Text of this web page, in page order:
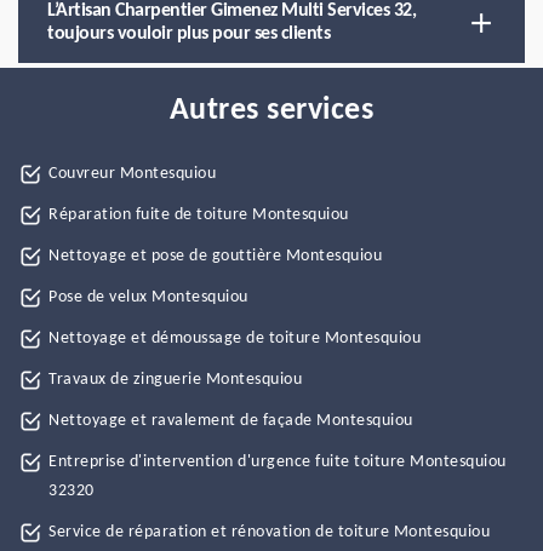
L’Artisan Charpentier Gimenez Multi Services 32,
toujours vouloir plus pour ses clients
Autres services
Couvreur Montesquiou
Réparation fuite de toiture Montesquiou
Nettoyage et pose de gouttière Montesquiou
Pose de velux Montesquiou
Nettoyage et démoussage de toiture Montesquiou
Travaux de zinguerie Montesquiou
Nettoyage et ravalement de façade Montesquiou
Entreprise d'intervention d'urgence fuite toiture Montesquiou
32320
Service de réparation et rénovation de toiture Montesquiou